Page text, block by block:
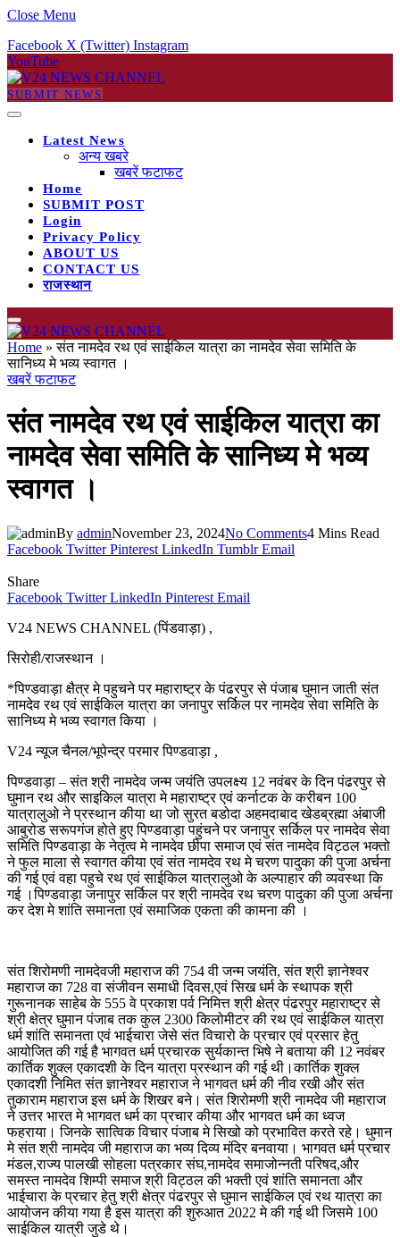
Close Menu
Facebook X (Twitter) Instagram
YouTube
SUBMIT NEWS
Latest News
अन्य खबरे
खबरें फटाफट
Home
SUBMIT POST
Login
Privacy Policy
ABOUT US
CONTACT US
राजस्थान
Home »संत नामदेव रथ एवं साईकिल यात्रा का नामदेव सेवा समिति के
सानिध्य मे भव्य स्वागत ।
खबरें फटाफट
संत नामदेव रथ एवं साईकिल यात्रा का
नामदेव सेवा समिति के सानिध्य मे भव्य
स्वागत ।
By adminNovember 23, 2024No Comments4 Mins Read
Facebook Twitter Pinterest LinkedIn Tumblr Email
Share
Facebook Twitter LinkedIn Pinterest Email
V24 NEWS CHANNEL (पिंडवाड़ा) ,
सिरोही/राजस्थान ।
*पिण्डवाड़ा क्षैत्र मे पहुचने पर महाराष्ट्र के पंढरपुर से पंजाब घुमान जाती संत
नामदेव रथ एवं साईकिल यात्रा का जनापुर सर्किल पर नामदेव सेवा समिति के
सानिध्य मे भव्य स्वागत किया ।
V24 न्यूज चैनल/भूपेन्द्र परमार पिण्डवाड़ा ,
पिण्डवाड़ा – संत श्री नामदेव जन्म जयंति उपलक्ष्य 12 नवंबर के दिन पंढरपुर से
घुमान रथ और साइकिल यात्रा मे महाराष्ट्र एवं कर्नाटक के करीबन 100
यात्रालुओ ने प्रस्थान कीया था जो सुरत बडोदा अहमदाबाद खेडब्रह्मा अंबाजी
आबुरोड सरूपगंज होते हुए पिण्डवाड़ा पहुंचने पर जनापुर सर्किल पर नामदेव सेवा
समिति पिण्डवाड़ा के नेतृत्व मे नामदेव छीपा समाज एवं संत नामदेव विट्ठल भक्तो
ने फुल माला से स्वागत कीया एवं संत नामदेव रथ मे चरण पादुका की पुजा अर्चना
की गई एवं वहा पहुचे रथ एवं साईकिल यात्रालुओ के अल्पाहार की व्यवस्था कि
गई ।पिण्डवाड़ा जनापुर सर्किल पर श्री नामदेव रथ चरण पादुका की पुजा अर्चना
कर देश मे शांति समानता एवं समाजिक एकता की कामना की ।
संत शिरोमणी नामदेवजी महाराज की 754 वी जन्म जयंति, संत श्री ज्ञानेश्वर
महाराज का 728 वा संजीवन समाधी दिवस,एवं सिख धर्म के स्थापक श्री
गुरूनानक साहेब के 555 वे प्रकाश पर्व निमित्त श्री क्षेत्र पंढरपुर महाराष्ट्र से
श्री क्षेत्र घुमान पंजाब तक कुल 2300 किलोमीटर की रथ एवं साईकिल यात्रा
धर्म शांति समानता एवं भाईचारा जेसे संत विचारो के प्रचार एवं प्रसार हेतु
आयोजित की गई है भागवत धर्म प्रचारक सुर्यकान्त भिषे ने बताया की 12 नवंबर
कार्तिक शुक्ल एकादशी के दिन यात्रा प्रस्थान की गई थी।कार्तिक शुक्ल
एकादशी निमित संत ज्ञानेश्वर महाराज ने भागवत धर्म की नीव रखी और संत
तुकाराम महाराज इस धर्म के शिखर बने। संत शिरोमणी श्री नामदेव जी महाराज
ने उत्तर भारत मे भागवत धर्म का प्रचार कीया और भागवत धर्म का ध्वज
फहराया। जिनके सात्विक विचार पंजाब मे सिखो को प्रभावित करते रहे। धुमान
मे संत श्री नामदेव जी महाराज का भव्य दिव्य मंदिर बनवाया। भागवत धर्म प्रचार
मंडल,राज्य पालखी सोहला पत्रकार संघ,नामदेव समाजोन्नती परिषद,और
समस्त नामदेव शिम्पी समाज श्री विट्ठल की भक्ती एवं शांति समानता और
भाईचारा के प्रचार हेतु श्री क्षेत्र पंढरपुर से घुमान साईकिल एवं रथ यात्रा का
आयोजन कीया गया है इस यात्रा की शुरुआत 2022 मे की गई थी जिसमे 100
साईकिल यात्री जुडे थे।